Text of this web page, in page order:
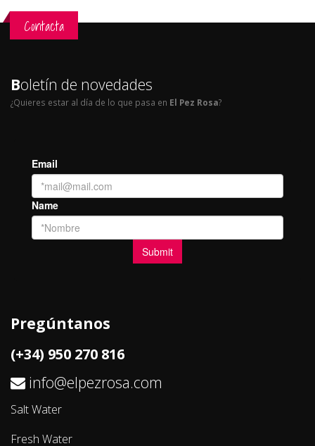
Contacta
Boletín de novedades
¿Quieres estar al día de lo que pasa en El Pez Rosa?
Pregúntanos
(+34) 950 270 816
info@elpezrosa.com
Salt Water
Fresh Water